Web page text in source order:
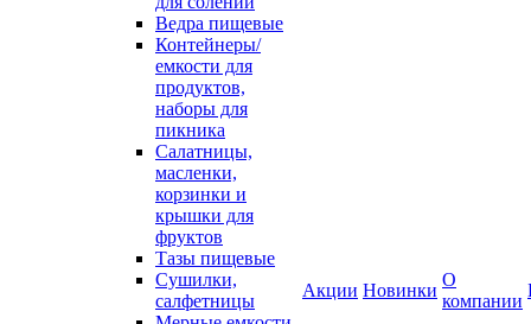
Ведра пищевые
Контейнеры/
емкости для
продуктов,
наборы для
пикника
Салатницы,
масленки,
корзинки и
крышки для
фруктов
Тазы пищевые
Сушилки,
салфетницы
Акции Новинки
О
компании